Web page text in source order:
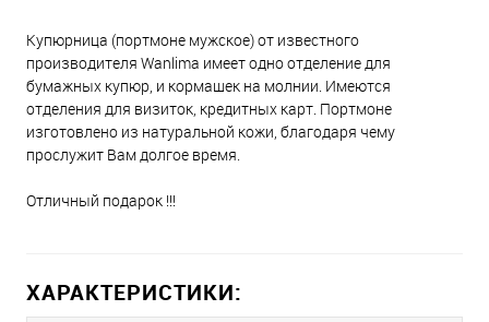
Купюрница (портмоне мужское) от известного
производителя Wanlima имеет одно отделение для
бумажных купюр, и кормашек на молнии. Имеются
отделения для визиток, кредитных карт. Портмоне
изготовлено из натуральной кожи, благодаря чему
прослужит Вам долгое время.
Отличный подарок !!!
ХАРАКТЕРИСТИКИ: